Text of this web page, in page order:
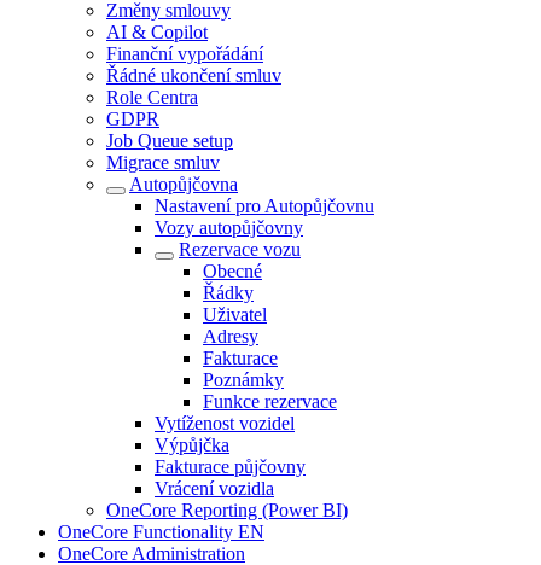
Změny smlouvy
AI & Copilot
Finanční vypořádání
Řádné ukončení smluv
Role Centra
GDPR
Job Queue setup
Migrace smluv
Autopůjčovna
Nastavení pro Autopůjčovnu
Vozy autopůjčovny
Rezervace vozu
Obecné
Řádky
Uživatel
Adresy
Fakturace
Poznámky
Funkce rezervace
Vytíženost vozidel
Výpůjčka
Fakturace půjčovny
Vrácení vozidla
OneCore Reporting (Power BI)
OneCore Functionality EN
OneCore Administration